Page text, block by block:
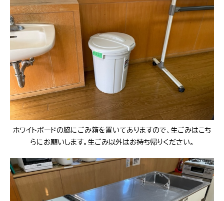
ホワイトボードの脇にごみ箱を置いてありますので、生ごみはこち
らにお願いします。生ごみ以外はお持ち帰りください。